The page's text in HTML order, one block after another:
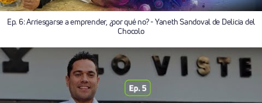
Ep. 6: Arriesgarse a emprender, ¿por qué no? - Yaneth Sandoval de Delicia del
Chocolo